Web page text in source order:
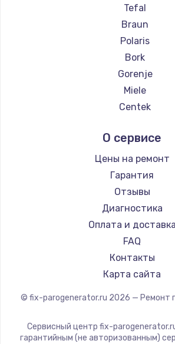
Tefal
Braun
Polaris
Bork
Gorenje
Miele
Centek
Hotpoint Ariston
DELTA
Silter
Chayka
Vivitek
RED solution
О сервисе
Цены на ремонт
Гарантия
Отзывы
Диагностика
Оплата и доставка
FAQ
Контакты
Карта сайта
© fix-parogenerator.ru 2026 — Ремонт
Сервисный центр fix-
гарантийным (не авторизованным)